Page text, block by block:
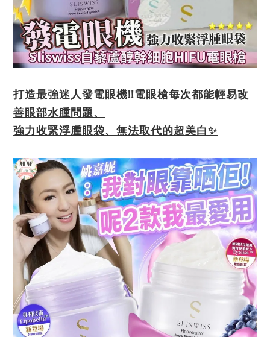
打造最強迷人發電眼機‼️電眼槍每次都能輕易改
善眼部水腫問題、
強力收緊浮腫眼袋、無法取代的超美白✨